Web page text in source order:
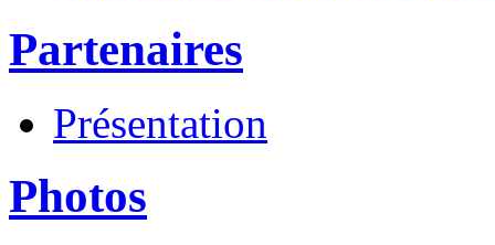
Partenaires
Présentation
Photos